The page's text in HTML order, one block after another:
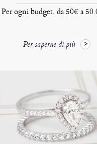
Per ogni budget, da 50€ a
Per saperne di più